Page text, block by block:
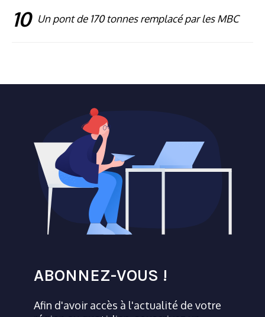
10 Un pont de 170 tonnes remplacé par les MBC
ABONNEZ-VOUS !
Afin d'avoir accès à l'actualité de votre